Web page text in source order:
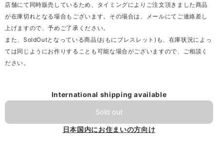
店舗にて同時販売しているため、タイミングによりご注文頂きました商品
が在庫切れとなる場合もございます。その場合は、メールにてご連絡差し
上げますので、予めご了承ください。
また、SoldOutとなっている商品(おもにブレスレット)も、在庫状況によっ
ては同じようにお作りすることも可能な場合がございますので、ご相談く
ださい。
International shipping available
Sold out
日本国内にお住まいの方向け